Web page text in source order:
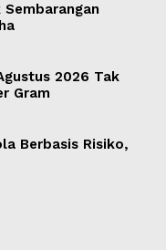
Sembarangan
2026 Tak
Gram
Berbasis Risiko,